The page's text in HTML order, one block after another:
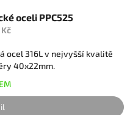
oceli PPC525
ocel 316L v nejvyšší kvalitě
40x22mm.